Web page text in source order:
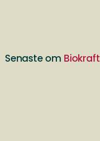
Senaste om Biokraft